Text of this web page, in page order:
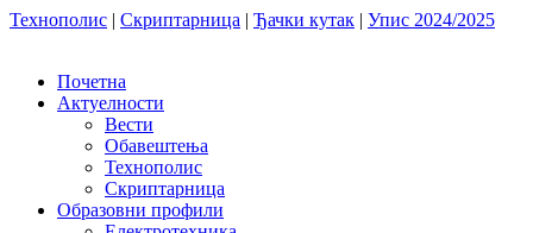
Технополис | Скриптарница | Ђачки кутак | Упис 2024/2025
Почетна
Актуелности
Вести
Обавештења
Технополис
Скриптарница
Образовни профили